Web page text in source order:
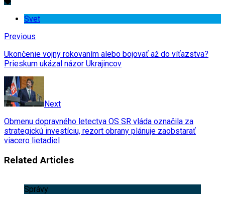
Svet
Previous
Ukončenie vojny rokovaním alebo bojovať až do víťazstva?
Prieskum ukázal názor Ukrajincov
Next
Obmenu dopravného letectva OS SR vláda označila za
strategickú investíciu, rezort obrany plánuje zaobstarať
viacero lietadiel
Related Articles
Správy